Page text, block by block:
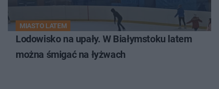
MIASTO LATEM
Lodowisko na upały. W Białymstoku latem
można śmigać na łyżwach